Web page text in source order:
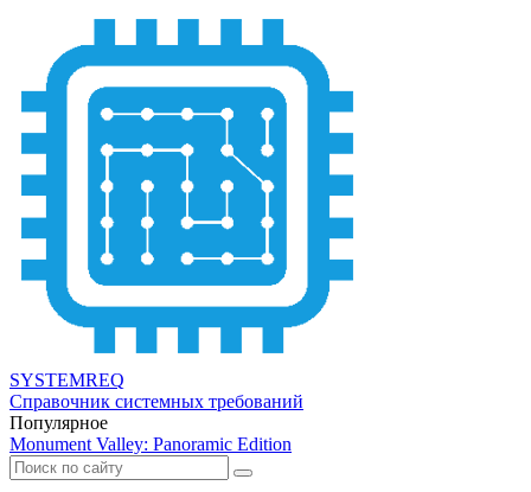
SYSTEMREQ
Справочник системных требований
Популярное
Monument Valley: Panoramic Edition